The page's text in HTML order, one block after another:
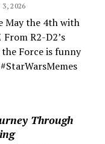
2026
May the 4th with
R2-D2’s
Force is funny
Through